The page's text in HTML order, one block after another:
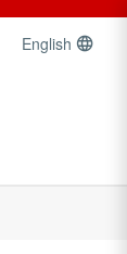
English